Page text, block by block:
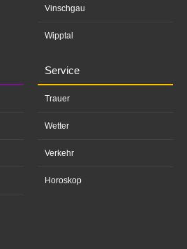
Vinschgau
Wipptal
Service
Trauer
Wetter
Verkehr
Horoskop